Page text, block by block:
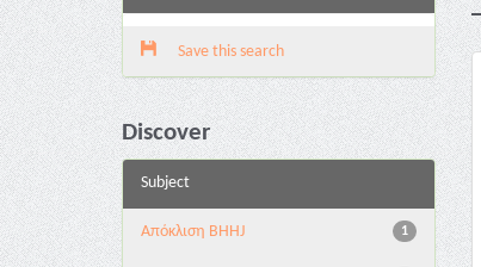
Save this search
Discover
Subject
1
Aπόκλιση BHHJ